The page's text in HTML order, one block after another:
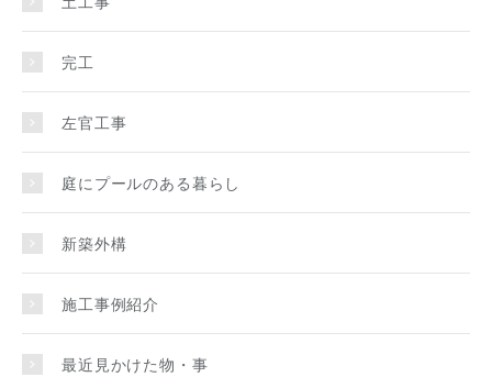
完工
左官工事
庭にプールのある暮らし
新築外構
施工事例紹介
最近見かけた物・事